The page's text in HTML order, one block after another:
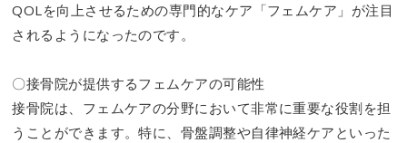
QOLを向上させるための専門的なケア「フェムケア」が注目
されるようになったのです。
〇接骨院が提供するフェムケアの可能性
接骨院は、フェムケアの分野において非常に重要な役割を担
うことができます。特に、骨盤調整や自律神経ケアといった